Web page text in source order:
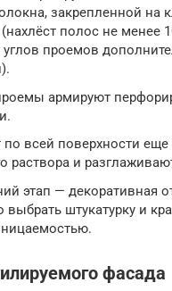
закрепленной на
(нахлёст полос не менее
углов проемов
армируют
по всей поверхности
раствора и
этап — декоративная
выбрать штукатурку и
фасада